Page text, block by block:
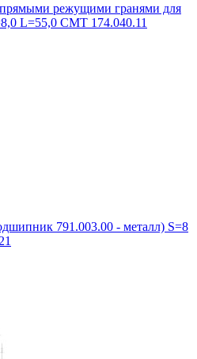
прямыми режущими гранями для
L=55,0 CMT 174.040.11
791.003.00 - металл) S=8